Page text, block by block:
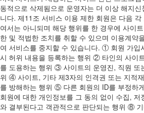
동적으로 삭제됨으로 운영자는 더 이상 해지
니다. 제11조 서비스 이용 제한 회원은 다음
여서는 아니되며 해당 행위를 한 경우에 사이
한 및 적법한 조치를 취할 수 있으며 이용계약
여 서비스를 중지할 수 있습니다. ① 회원 가입
시 허위 내용을 등록하는 행위 ② 타인의 사이
를 도용하는 행위 ③ 사이트의 운영진, 직원 또
위 ④ 사이트, 기타 제3자의 인격권 또는 지적
를 방해하는 행위 ⑤ 다른 회원의 ID를 부정하
회원에 대한 개인정보를 그 동의 없이 수집,
와 결부된다고 객관적으로 판단되는 행위 ⑧